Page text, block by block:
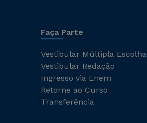
Faça Parte
Vestibular Múltipla Escolha
Vestibular Redação
Ingresso via Enem
Retorne ao Curso
Transferência